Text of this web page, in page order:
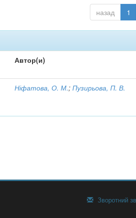
назад 1
Автор(и)
Ніфатова, О. М.;Пузирьова, П. В.
Зворотний